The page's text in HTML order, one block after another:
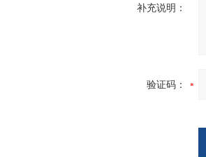
补充说明：
验证码：